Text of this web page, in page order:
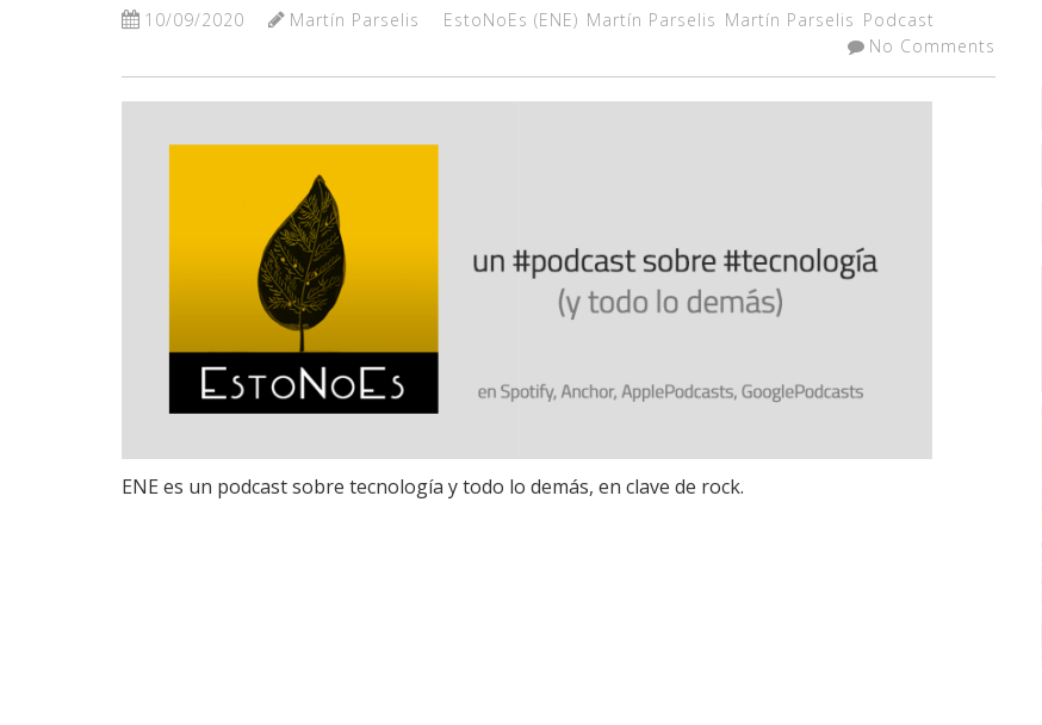
10/09/2020 Martín Parselis EstoNoEs (ENE) Martín Parselis Martín Parselis Podcast
No Comments
ENE es un podcast sobre tecnología y todo lo demás, en clave de rock.